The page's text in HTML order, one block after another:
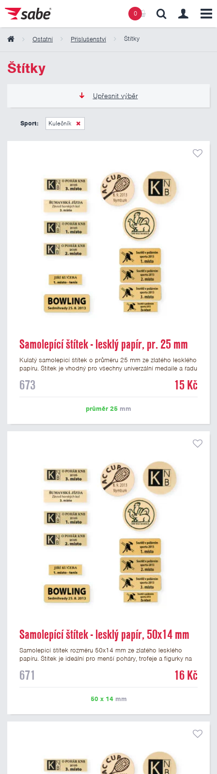
0
Ostatní Příslušenství Štítky
Štítky
Upřesnit výběr
15 Kč
Sport: Kulečník
Samolepící štítek - lesklý papír, pr. 25 mm
Kulatý samolepicí štítek o průměru 25 mm ze zlatého lesklého
papíru. Štítek je vhodný pro všechny univerzální medaile a řadu
mm. Na štítek je možné vytisknout logo nebo text dle vašeho
673 15 Kč
průměr 25 mm
Samolepící štítek - lesklý papír, 50x14 mm
Samolepicí štítek rozměru 50x14 mm ze zlatého lesklého
papíru. Štítek je ideální pro menší poháry, trofeje a figurky na
libovolné logo nebo text. U textu doporučujeme maximálně 3
prvním kroku objednávky.
671 16 Kč
50 x 14mm
Obsah košíku